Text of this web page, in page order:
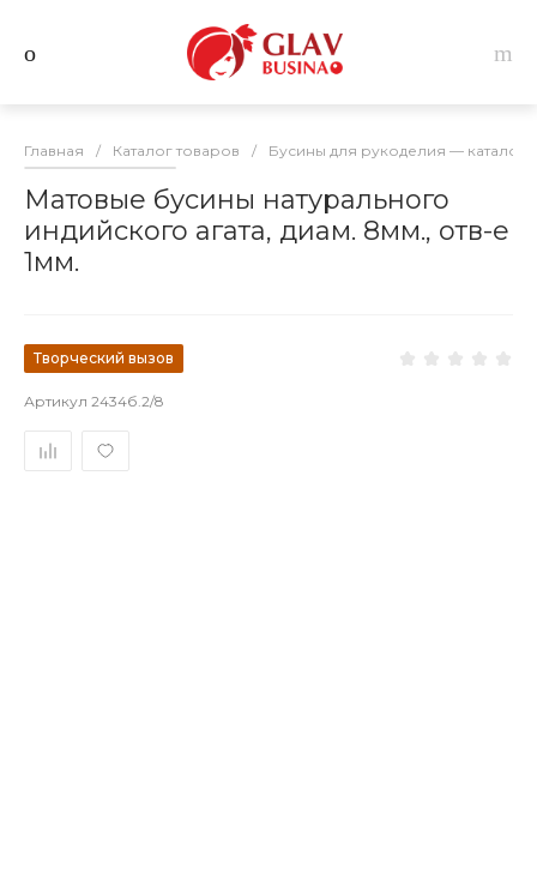
Главная / Каталог товаров / Бусины для рукоделия — каталог
Матовые бусины натурального
индийского агата, диам. 8мм., отв-е
1мм.
Творческий вызов
Артикул 2434б.2/8